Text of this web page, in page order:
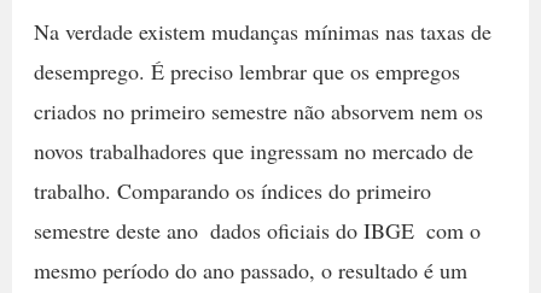
Na verdade existem mudanças mínimas nas taxas de
desemprego. É preciso lembrar que os empregos
criados no primeiro semestre não absorvem nem os
novos trabalhadores que ingressam no mercado de
trabalho. Comparando os índices do primeiro
semestre deste ano  dados oficiais do IBGE  com o
mesmo período do ano passado, o resultado é um